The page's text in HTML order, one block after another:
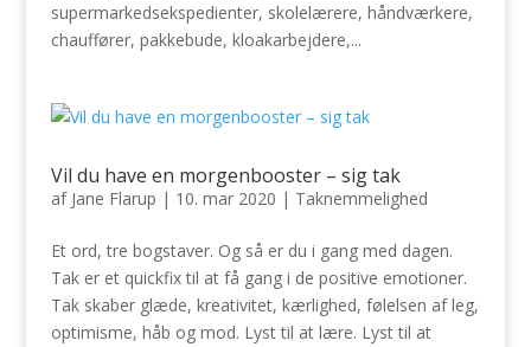
supermarkedsekspedienter, skolelærere, håndværkere,
chauffører, pakkebude, kloakarbejdere,...
Vil du have en morgenbooster – sig tak
af Jane Flarup | 10. mar 2020 | Taknemmelighed
Et ord, tre bogstaver. Og så er du i gang med dagen.
Tak er et quickfix til at få gang i de positive emotioner.
Tak skaber glæde, kreativitet, kærlighed, følelsen af leg,
optimisme, håb og mod. Lyst til at lære. Lyst til at